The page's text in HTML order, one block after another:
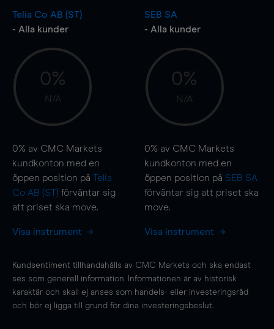
Telia Co AB (ST)
- Alla kunder
0%
N/A
0% av CMC Markets
kundkonton med en
öppen position på Telia
Co AB (ST) förväntar sig
att priset ska move.
Visa instrument
SEB SA
- Alla kunder
0%
N/A
0% av CMC Markets
kundkonton med en
öppen position på SEB SA
förväntar sig att priset ska
move.
Visa instrument
Kundsentiment tillhandahålls av CMC Markets och ska endast
ses som generell information. Informationen är av historisk
karaktär och skall ej anses som handels- eller investeringsråd
och bör ej ligga till grund för dina investeringsbeslut.